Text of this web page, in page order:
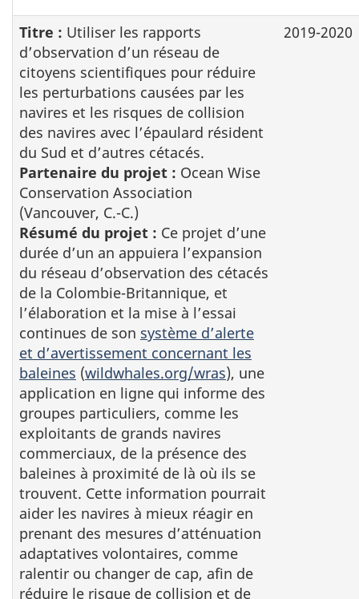
Titre : Utiliser les rapports
d’observation d’un réseau de
citoyens scientifiques pour réduire
les perturbations causées par les
navires et les risques de collision
des navires avec l’épaulard résident
du Sud et d’autres cétacés.
Partenaire du projet : Ocean Wise
Conservation Association
(Vancouver, C.-C.)
Résumé du projet : Ce projet d’une
durée d’un an appuiera l’expansion
du réseau d’observation des cétacés
de la Colombie-Britannique, et
l’élaboration et la mise à l’essai
continues de son système d’alerte
et d’avertissement concernant les
baleines (wildwhales.org/wras), une
application en ligne qui informe des
groupes particuliers, comme les
exploitants de grands navires
commerciaux, de la présence des
baleines à proximité de là où ils se
trouvent. Cette information pourrait
aider les navires à mieux réagir en
prenant des mesures d’atténuation
adaptatives volontaires, comme
ralentir ou changer de cap, afin de
réduire le risque de collision et de
2019-2020